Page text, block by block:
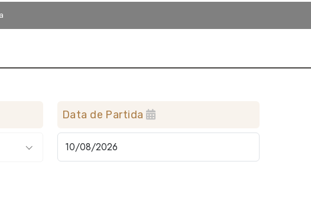
Data de Partida